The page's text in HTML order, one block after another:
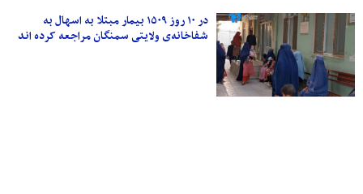
در ۱۰ روز ۱۵۰۹ بیمار مبتلا به اسهال به
شفاخانه‌ی ولایتی سمنگان مراجعه کرده اند